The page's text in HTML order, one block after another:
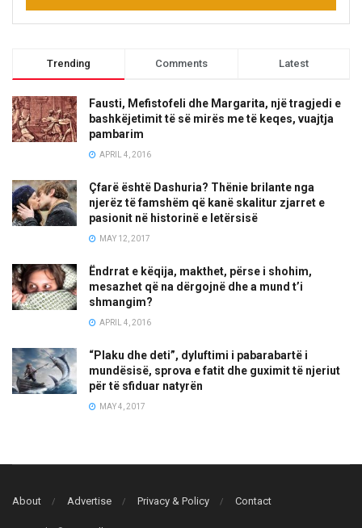
Trending Comments Latest
Fausti, Mefistofeli dhe Margarita, një tragjedi e
bashkëjetimit të së mirës me të keqes, vuajtja
pambarim
APRIL 4, 2016
Çfarë është Dashuria? Thënie brilante nga
njerëz të famshëm që kanë skalitur zjarret e
pasionit në historinë e letërsisë
MAY 12, 2017
Ëndrrat e këqija, makthet, përse i shohim,
mesazhet që na dërgojnë dhe a mund t’i
shmangim?
APRIL 4, 2016
“Plaku dhe deti”, dyluftimi i pabarabartë i
mundësisë, sprova e fatit dhe guximit të njeriut
për të sfiduar natyrën
MAY 4, 2017
About Advertise Privacy & Policy Contact